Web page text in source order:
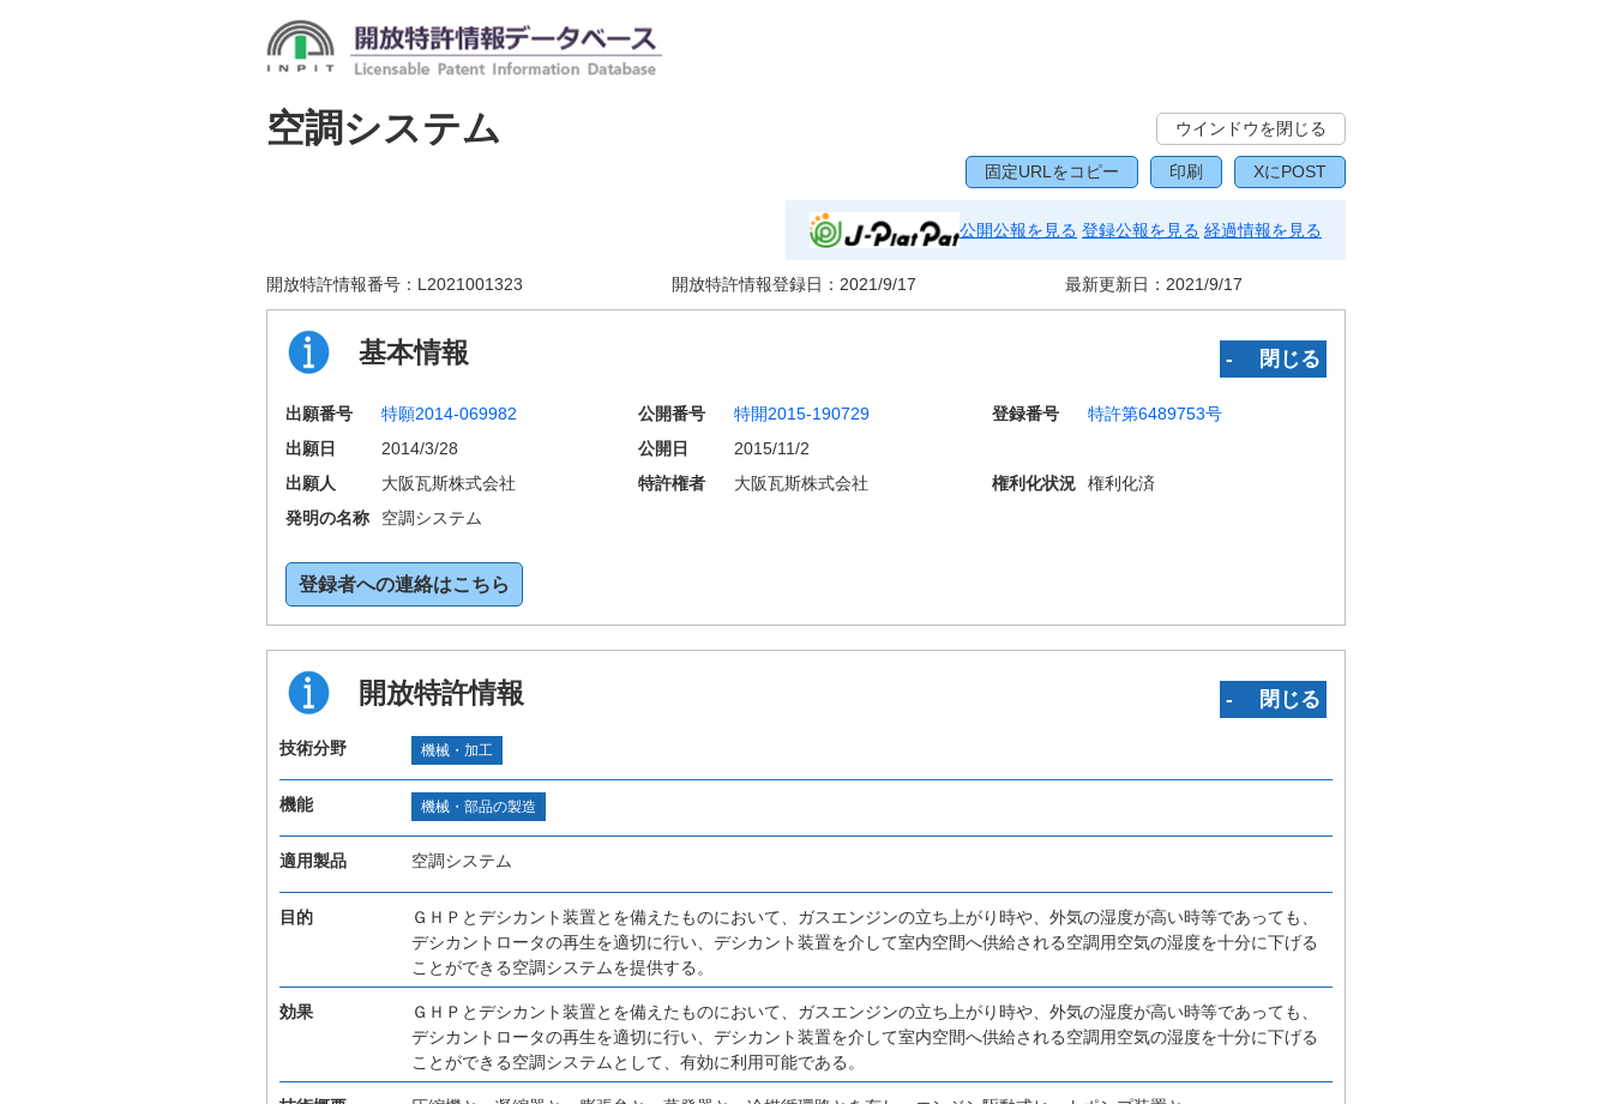
空調システム ウインドウを閉じる
固定URLをコピー 印刷 XにPOST
公開公報を見る 登録公報を見る 経過情報を見る
開放特許情報番号： L2021001323 開放特許情報登録日： 2021/9/17 最新更新日： 2021/9/17
基本情報 ‐ 閉じる
出願番号 特願2014-069982 公開番号 特開2015-190729 登録番号
特許第6489753号
出願日
2014/3/28 公開日
2015/11/2
出願人
大阪瓦斯株式会社 特許権者 大阪瓦斯株式会社 権利化状況
権利化済
発明の名称
空調システム
登録者への連絡はこちら
開放特許情報 ‐ 閉じる
技術分野 機械・加工
機能 機械・部品の製造
適用製品 空調システム
目的
ＧＨＰとデシカント装置とを備えたものにおいて、ガスエンジンの立ち上がり時や、外気の湿度が高い時等であっても、
デシカントロータの再生を適切に行い、デシカント装置を介して室内空間へ供給される空調用空気の湿度を十分に下げる
ことができる空調システムを提供する。
効果
ＧＨＰとデシカント装置とを備えたものにおいて、ガスエンジンの立ち上がり時や、外気の湿度が高い時等であっても、
デシカントロータの再生を適切に行い、デシカント装置を介して室内空間へ供給される空調用空気の湿度を十分に下げる
ことができる空調システムとして、有効に利用可能である。